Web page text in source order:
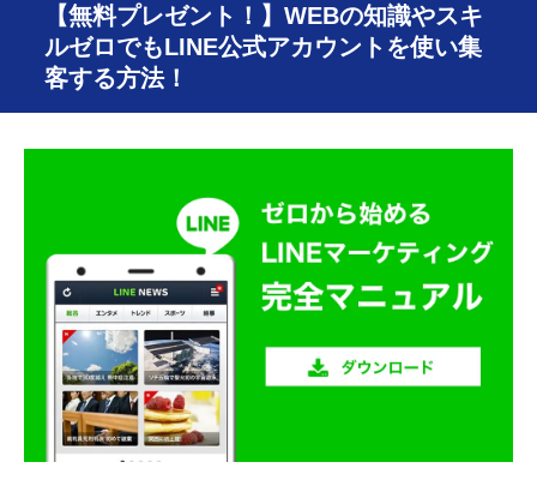
【無料プレゼント！】WEBの知識やスキ
ルゼロでもLINE公式アカウントを使い集
客する方法！